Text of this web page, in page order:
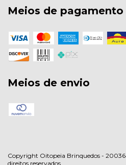
Meios de pagamento
Meios de envio
Copyright Oitopeia Brinquedos -
direitos reservados.